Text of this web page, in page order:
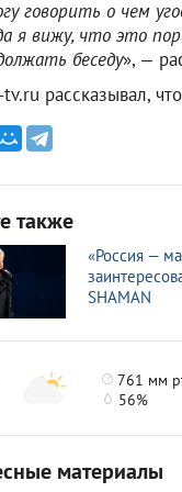
говорить о чем
я вижу, что это
беседу», —
рассказывал,
также
«Россия —
SHAMAN
761 мм
56%
материалы